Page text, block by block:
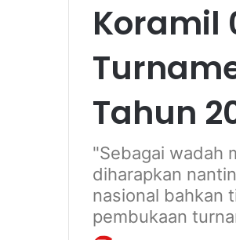
Koramil
Tahun
"Sebagai wadah
diharapkan
nasional bahkan
pembukaan